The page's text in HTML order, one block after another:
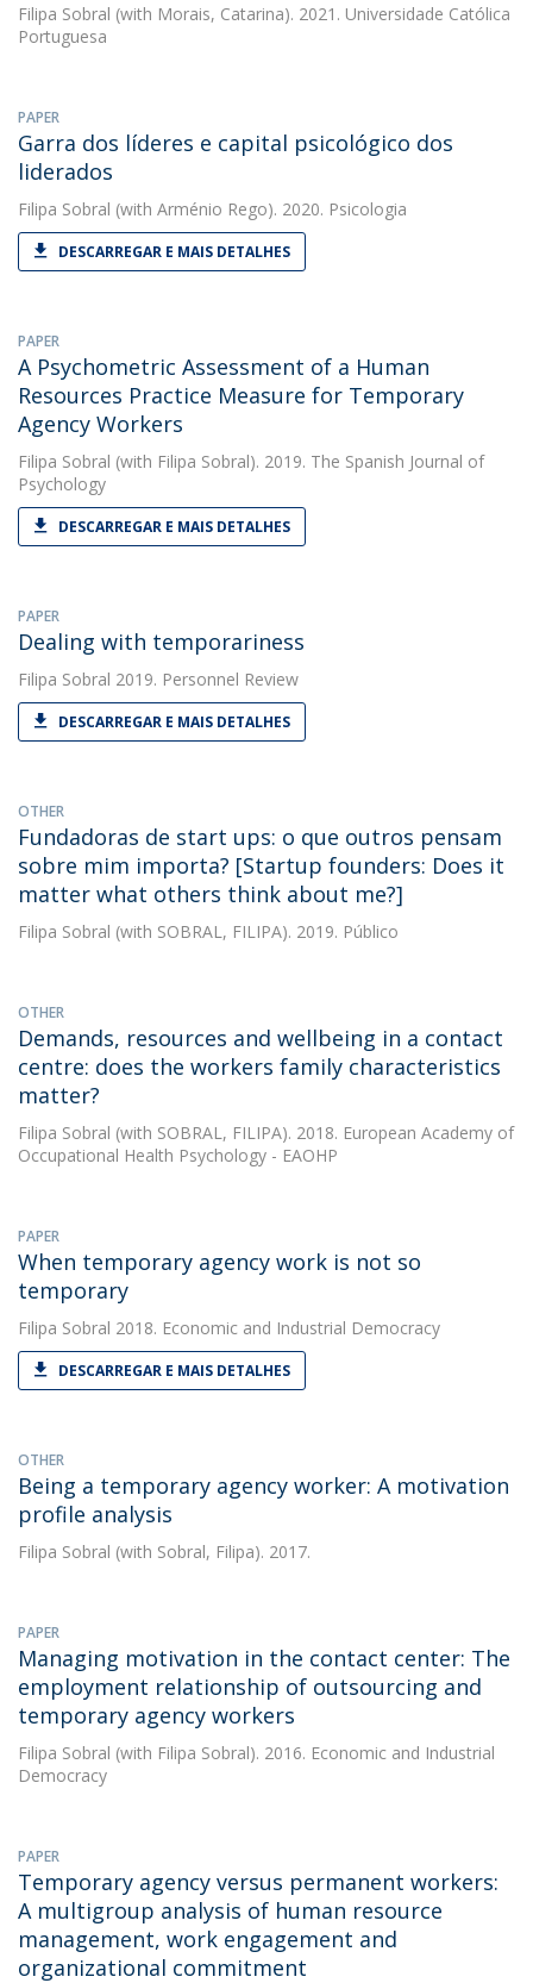
Filipa Sobral (with Morais, Catarina). 2021. Universidade Católica
Portuguesa
PAPER
Garra dos líderes e capital psicológico dos
liderados
Filipa Sobral (with Arménio Rego). 2020. Psicologia
DESCARREGAR E MAIS DETALHES
PAPER
A Psychometric Assessment of a Human
Resources Practice Measure for Temporary
Agency Workers
Filipa Sobral (with Filipa Sobral). 2019. The Spanish Journal of
Psychology
DESCARREGAR E MAIS DETALHES
PAPER
Dealing with temporariness
Filipa Sobral 2019. Personnel Review
DESCARREGAR E MAIS DETALHES
OTHER
Fundadoras de start ups: o que outros pensam
sobre mim importa? [Startup founders: Does it
matter what others think about me?]
Filipa Sobral (with SOBRAL, FILIPA). 2019. Público
OTHER
Demands, resources and wellbeing in a contact
centre: does the workers family characteristics
matter?
Filipa Sobral (with SOBRAL, FILIPA). 2018. European Academy of
Occupational Health Psychology - EAOHP
PAPER
When temporary agency work is not so
temporary
Filipa Sobral 2018. Economic and Industrial Democracy
DESCARREGAR E MAIS DETALHES
OTHER
Being a temporary agency worker: A motivation
profile analysis
Filipa Sobral (with Sobral, Filipa). 2017.
PAPER
Managing motivation in the contact center: The
employment relationship of outsourcing and
temporary agency workers
Filipa Sobral (with Filipa Sobral). 2016. Economic and Industrial
Democracy
PAPER
Temporary agency versus permanent workers:
A multigroup analysis of human resource
management, work engagement and
organizational commitment